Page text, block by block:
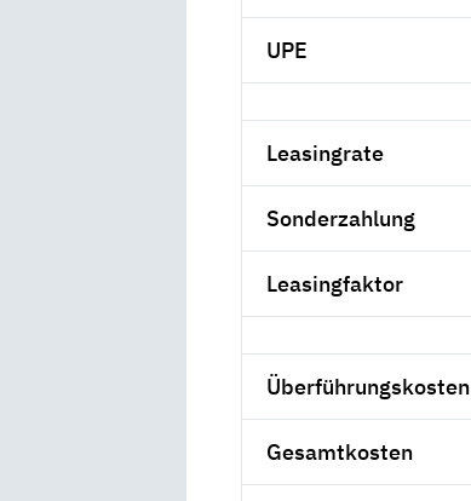
UPE
Leasingrate
Sonderzahlung
Leasingfaktor
Überführungskosten
Gesamtkosten